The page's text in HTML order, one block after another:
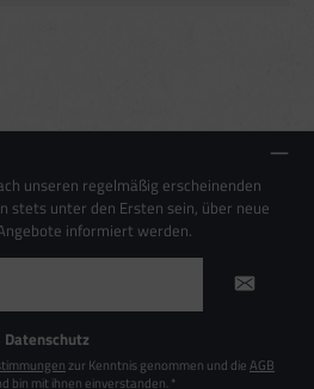
unseren regelmäßig erscheinenden
stets unter den Ersten sein, über neue
informiert werden.
Datenschutz
zur Kenntnis genommen und dieAGB
bin mit ihnen einverstanden.*